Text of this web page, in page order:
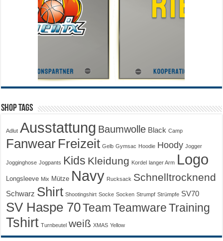
Shop Tags
Adlut Ausstattung Baumwolle Black Camp
Fanwear Freizeit Gelb Gymsac Hoodie Hoody Jogger
Jogginghose Jogpants Kids Kleidung Kordel langer Arm Logo
Longsleeve Mix Mütze Navy Rucksack Schnelltrocknend
Schwarz Shirt Shootingshirt Socke Socken Strumpf Strümpfe SV70
SV Haspe 70Team Teamware Training
Tshirt Turnbeutel weiß XMAS Yellow